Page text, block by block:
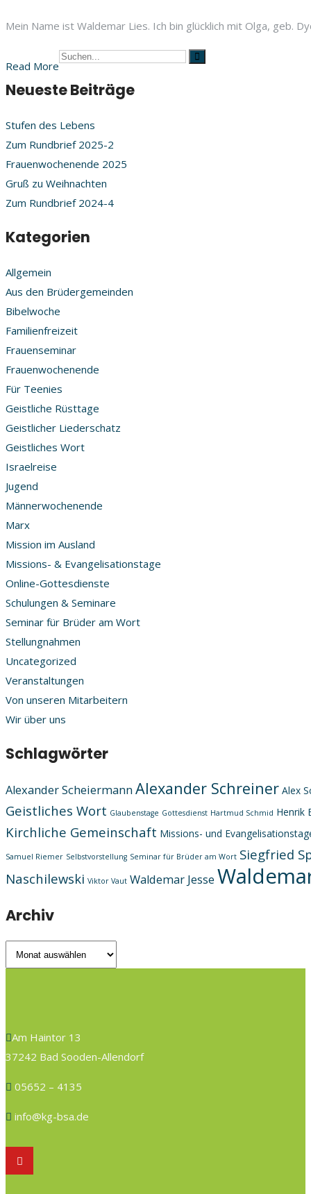
Mein Name ist Waldemar Lies. Ich bin glücklich mit Olga, geb.
Read More
Neueste Beiträge
Stufen des Lebens
Zum Rundbrief 2025-2
Frauenwochenende 2025
Gruß zu Weihnachten
Zum Rundbrief 2024-4
Kategorien
Allgemein
Aus den Brüdergemeinden
Bibelwoche
Familienfreizeit
Frauenseminar
Frauenwochenende
Für Teenies
Geistliche Rüsttage
Geistlicher Liederschatz
Geistliches Wort
Israelreise
Jugend
Männerwochenende
Marx
Mission im Ausland
Missions- & Evangelisationstage
Online-Gottesdienste
Schulungen & Seminare
Seminar für Brüder am Wort
Stellungnahmen
Uncategorized
Veranstaltungen
Von unseren Mitarbeitern
Wir über uns
Schlagwörter
Alexander ScheiermannAlexander Schreiner Alex
Geistliches Wort Glaubenstage Gottesdienst Hartmud Schmid Henrik
Kirchliche Gemeinschaft Missions- und
Samuel Riemer Selbstvorstellung Seminar für Brüder am Wort Siegfried
Naschilewski Viktor Vaut Waldemar Jesse
Archiv
Archiv
Am Haintor 13
37242 Bad Sooden-Allendorf
05652 – 4135
info@kg-bsa.de